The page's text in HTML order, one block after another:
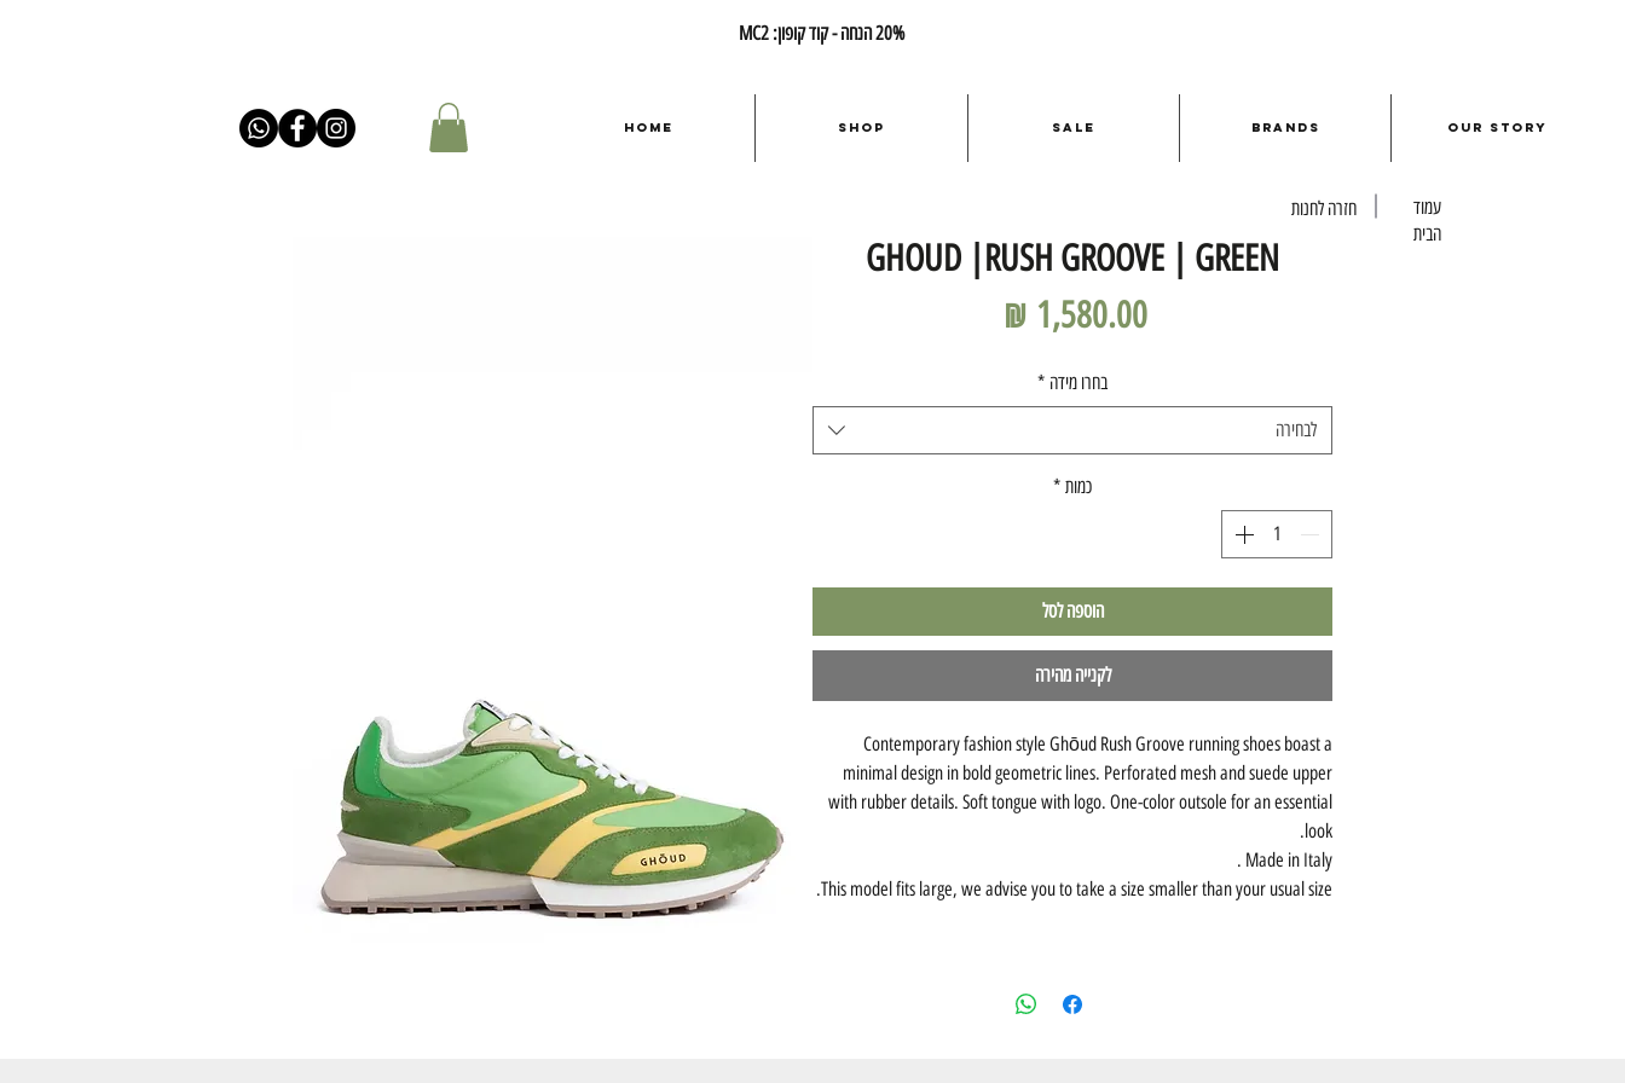
עמוד
הבית
חזרה לחנות
GHOUD |RUSH GROOVE | GREEN
בחרו מידה *
לבחירה
כמות *
הוספה לסל
לקנייה מהירה
Contemporary fashion style Ghōud Rush Groove running shoes boast a
minimal design in bold geometric lines. Perforated mesh and suede upper
with rubber details. Soft tongue with logo. One-color outsole for an essential
look.
Made in Italy .
This model fits large, we advise you to take a size smaller than your usual size.
20% הנחה - קוד קופון: MC2
Home Shop Sale Brands Our Story